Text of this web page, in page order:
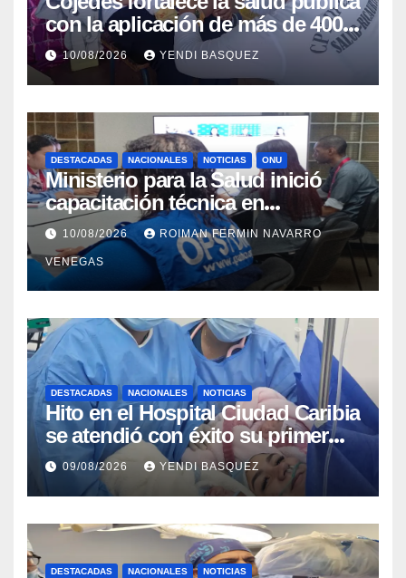
con la aplicación de más de 400
dosis en la «Fiesta de
Inmunización»
10/08/2026 YENDI BASQUEZ
DESTACADAS NACIONALES NOTICIAS ONU
Ministerio para la Salud inició
capacitación técnica en
Inteligencia Epidémica junto a la
Organización Panamericana de la
Salud
10/08/2026 ROIMAN FERMIN NAVARRO
VENEGAS
DESTACADAS NACIONALES NOTICIAS
Hito en el Hospital Ciudad Caribia
se atendió con éxito su primer
parto gemelar
09/08/2026 YENDI BASQUEZ
DESTACADAS NACIONALES NOTICIAS